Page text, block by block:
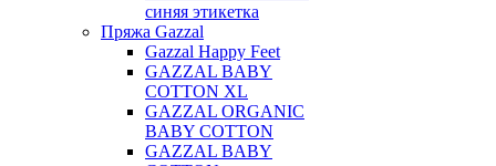
синяя этикетка
Пряжа Gazzal
Gazzal Happy Feet
GAZZAL BABY
COTTON XL
GAZZAL ORGANIC
BABY COTTON
GAZZAL BABY